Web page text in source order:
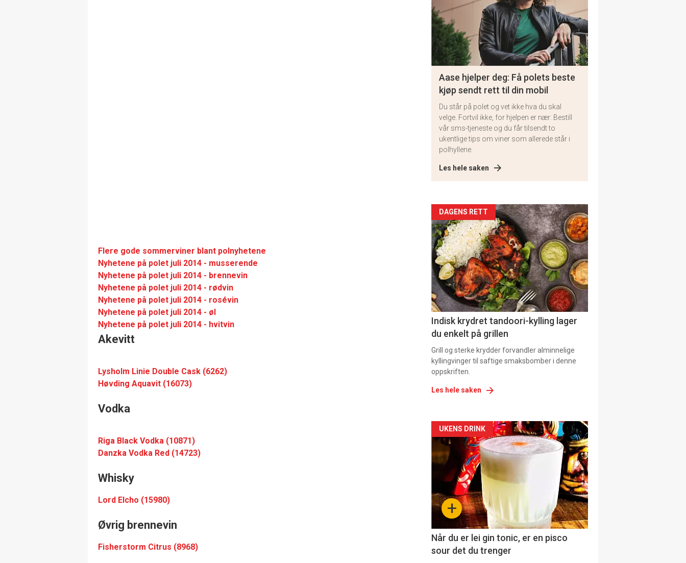
Flere gode sommerviner blant polnyhetene
Nyhetene på polet juli 2014 - musserende
Nyhetene på polet juli 2014 - brennevin
Nyhetene på polet juli 2014 - rødvin
Nyhetene på polet juli 2014 - rosévin
Nyhetene på polet juli 2014 - øl
Nyhetene på polet juli 2014 - hvitvin
Akevitt
Lysholm Linie Double Cask (6262)
Høvding Aquavit (16073)
Vodka
Riga Black Vodka (10871)
Danzka Vodka Red (14723)
Whisky
Lord Elcho (15980)
Øvrig brennevin
Fisherstorm Citrus (8968)
Aase hjelper deg: Få polets beste
kjøp sendt rett til din mobil
Du står på polet og vet ikke hva du skal
velge. Fortvil ikke, for hjelpen er nær: Bestill
vår sms-tjeneste og du får tilsendt to
ukentlige tips om viner som allerede står i
polhyllene.
Les hele saken
Artikler
detail
-
section
11
DAGENS RETT
Indisk krydret tandoori-kylling lager
du enkelt på grillen
Grill og sterke krydder forvandler alminnelige
kyllingvinger til saftige smaksbomber i denne
oppskriften.
Les hele saken
Artikler
detail
section
11
Dagens
+
UKENS DRINK
Når du er lei gin tonic, er en pisco
sour det du trenger